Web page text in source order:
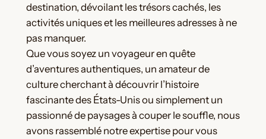
destination, dévoilant les trésors cachés, les
activités uniques et les meilleures adresses à ne
pas manquer.
Que vous soyez un voyageur en quête
d’aventures authentiques, un amateur de
culture cherchant à découvrir l’histoire
fascinante des États-Unis ou simplement un
passionné de paysages à couper le souffle, nous
avons rassemblé notre expertise pour vous